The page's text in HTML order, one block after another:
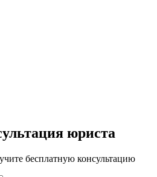
юриста
бесплатную консультацию